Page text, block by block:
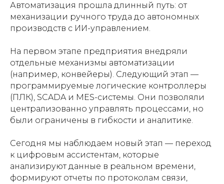
Автоматизация прошла длинный путь: от
механизации ручного труда до автономных
производств с ИИ-управлением.
На первом этапе предприятия внедряли
отдельные механизмы автоматизации
(например, конвейеры). Следующий этап —
программируемые логические контроллеры
(ПЛК), SCADA и MES-системы. Они позволяли
централизованно управлять процессами, но
были ограничены в гибкости и аналитике.
Сегодня мы наблюдаем новый этап — переход
к цифровым ассистентам, которые
анализируют данные в реальном времени,
формируют отчеты по протоколам связи,